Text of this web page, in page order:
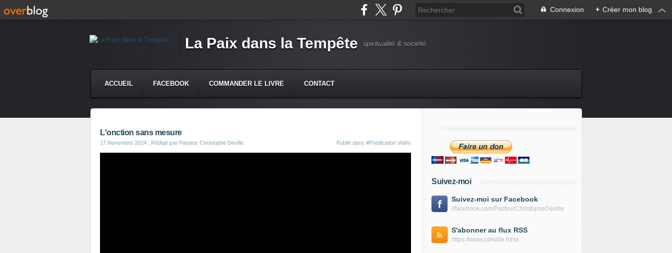
Connexion + Créer mon blog
La Paix dans la Tempête spiritualité & société
ACCUEIL FACEBOOK COMMANDER LE LIVRE CONTACT
L'onction sans mesure
17 Novembre 2024 , Rédigé par Pasteur Christophe Deville Publié dans #Prédication Vidéo
Suivez-moi
Suivez-moi sur Facebook
//facebook.com/PasteurChristopheDeville
S'abonner au flux RSS
https://www.cdeville.fr/rss